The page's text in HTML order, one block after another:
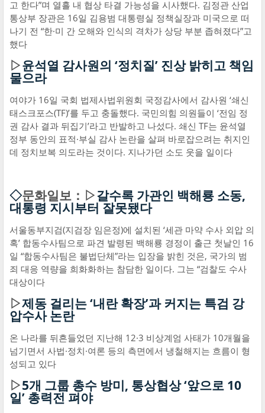
고 한다”며 열흘 내 협상 타결 가능성을 시사했다. 김정관 산업
통상부 장관은 16일 김용범 대통령실 정책실장과 미국으로 떠
나기 전 “한·미 간 오해와 인식의 격차가 상당 부분 좁혀졌다”고
했다
▷윤석열 감사원의 ‘정치질’ 진상 밝히고 책임
물으라
여야가 16일 국회 법제사법위원회 국정감사에서 감사원 ‘쇄신
태스크포스(TF)’를 두고 충돌했다. 국민의힘 의원들이 ‘전임 정
권 감사 결과 뒤집기’라고 반발하고 나섰다. 쇄신 TF는 윤석열
정부 동안의 표적·부실 감사 논란을 살펴 바로잡으려는 취지인
데 정치보복 의도라는 것이다. 지나가던 소도 웃을 일이다
◇문화일보：▷갈수록 가관인 백해룡 소동,
대통령 지시부터 잘못됐다
서울동부지검(지검장 임은정)에 설치된 ‘세관 마약 수사 외압 의
혹’ 합동수사팀으로 파견 발령된 백해룡 경정이 출근 첫날인 16
일 “합동수사팀은 불법단체”라는 입장을 밝힌 것은, 국가의 범
죄 대응 역량을 희화화하는 참담한 일이다. 그는 “검찰도 수사
대상이다
▷제동 걸리는 ‘내란 확장’과 커지는 특검 강
압수사 논란
온 나라를 뒤흔들었던 지난해 12·3 비상계엄 사태가 10개월을
넘기면서 사법·정치·여론 등의 측면에서 냉철해지는 흐름이 형
성되고 있다
▷5개 그룹 총수 방미, 통상협상 ‘앞으로 10
일’ 총력전 펴야